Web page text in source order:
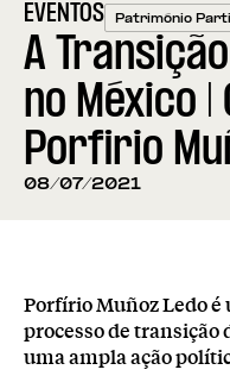
EVENTOS Património
A
no México
Porfirio
08/07/2021
Porfírio Muñoz Ledo
processo de transição
uma ampla ação